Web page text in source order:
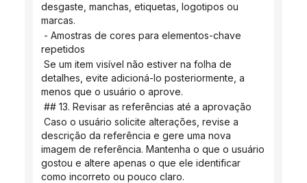
desgaste, manchas, etiquetas, logotipos ou
marcas.
repetidos
detalhes, evite adicioná-lo posteriormente, a
menos que o usuário o aprove.
## 13. Revisar as referências até a aprovação
descrição da referência e gere uma nova
imagem de referência. Mantenha o que o usuário
gostou e altere apenas o que ele identificar
como incorreto ou pouco claro.